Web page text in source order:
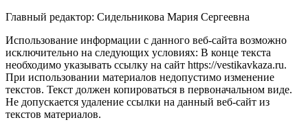
Главный редактор: Сидельникова Мария Сергеевна
Использование информации с данного веб-сайта возможно
исключительно на следующих условиях: В конце текста
необходимо указывать ссылку на сайт https://vestikavkaza.ru.
При использовании материалов недопустимо изменение
текстов. Текст должен копироваться в первоначальном виде.
Не допускается удаление ссылки на данный веб-сайт из
текстов материалов.